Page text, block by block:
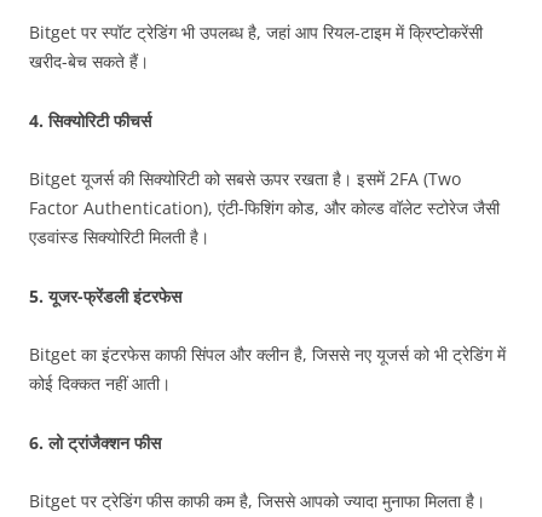
Bitget पर स्पॉट ट्रेडिंग भी उपलब्ध है, जहां आप रियल-टाइम में क्रिप्टोकरेंसी
खरीद-बेच सकते हैं।
4.सिक्योरिटी फीचर्स
Bitget यूजर्स की सिक्योरिटी को सबसे ऊपर रखता है। इसमें 2FA (Two
Factor Authentication), एंटी-फिशिंग कोड, और कोल्ड वॉलेट स्टोरेज जैसी
एडवांस्ड सिक्योरिटी मिलती है।
5.यूजर-फ्रेंडली इंटरफेस
Bitget का इंटरफेस काफी सिंपल और क्लीन है, जिससे नए यूजर्स को भी ट्रेडिंग में
कोई दिक्कत नहीं आती।
6.लो ट्रांजैक्शन फीस
Bitget पर ट्रेडिंग फीस काफी कम है, जिससे आपको ज्यादा मुनाफा मिलता है।